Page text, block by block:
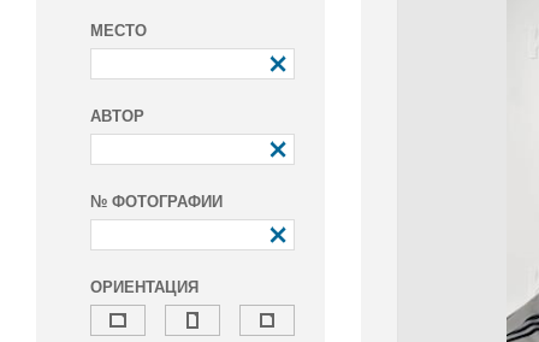
МЕСТО
АВТОР
№ ФОТОГРАФИИ
ОРИЕНТАЦИЯ